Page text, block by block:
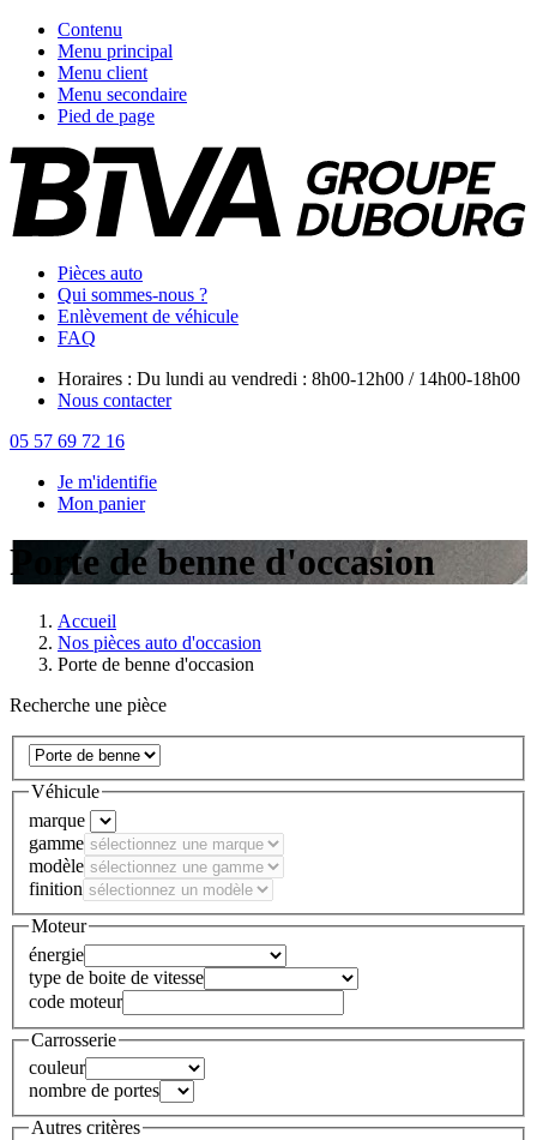
Contenu
Menu principal
Menu client
Menu secondaire
Pied de page
Pièces auto
Qui sommes-nous ?
Enlèvement de véhicule
FAQ
Horaires : Du lundi au vendredi : 8h00-12h00 / 14h00-18h00
Nous contacter
05 57 69 72 16
Je m'identifie
Mon panier
Porte de benne d'occasion
Accueil
Nos pièces auto d'occasion
Porte de benne d'occasion
Recherche une pièce
Véhicule
marque
gamme
modèle
finition
Moteur
énergie
type de boite de vitesse
code moteur
Carrosserie
couleur
nombre de portes
Autres critères